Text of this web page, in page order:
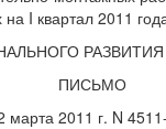
I квартал 2011
ПИСЬМО
марта 2011 г. N